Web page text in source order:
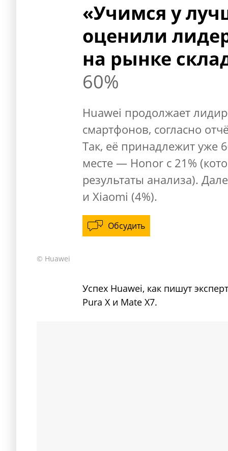
«Учимся у
оценили
на рынке
60%
Huawei продолжает
смартфонов, согласно
Так, её принадлежит уже
месте — Honor с 21%
результаты анализа).
и Xiaomi (4%).
Обсудить
© Huawei
Успех Huawei, как пишут
Pura X и Mate X7.